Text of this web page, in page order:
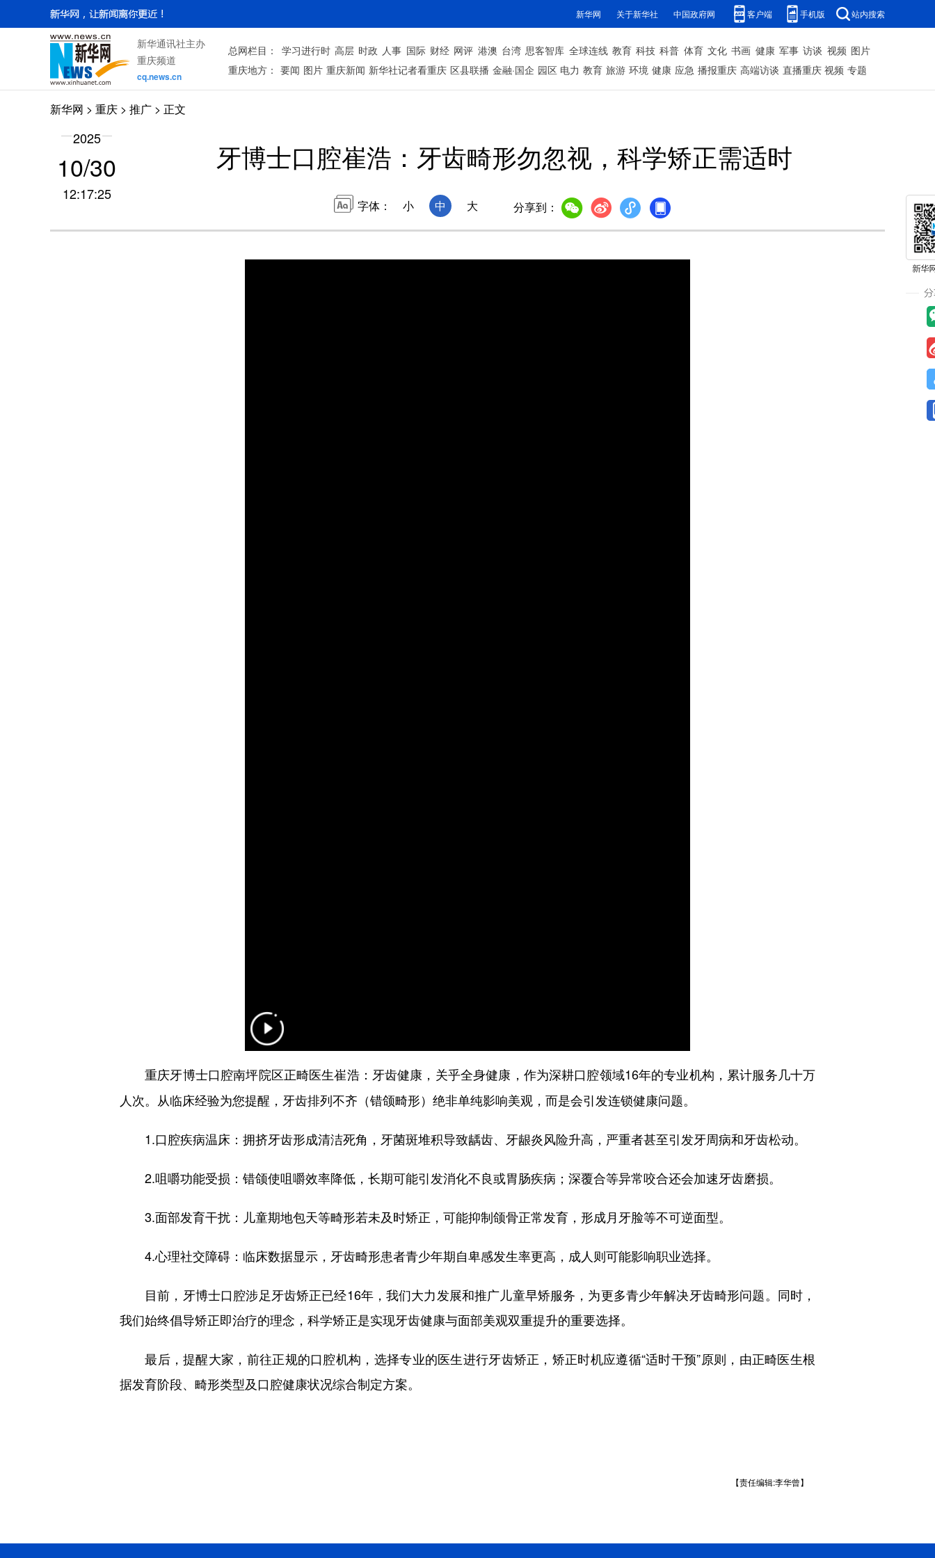
新华网 关于新华社 中国政府网 客户端 手机版 站内搜索
新华通讯社主办
重庆频道
cq.news.cn
总网栏目： 学习进行时 高层 时政 人事 国际 财经 网评 港澳 台湾 思客智库 全球连线 教育 科技 科普 体育 文化 书画 健康 军事 访谈 视频 图片
重庆地方： 要闻 图片 重庆新闻 新华社记者看重庆 区县联播 金融·国企 园区 电力 教育 旅游 环境 健康 应急 播报重庆 高端访谈 直播重庆 视频 专题
新华网 > 重庆 > 推广 > 正文
2025
10/30
12:17:25
牙博士口腔崔浩：牙齿畸形勿忽视，科学矫正需适时
字体： 小 中 大 分享到：
重庆牙博士口腔南坪院区正畸医生崔浩： 牙齿健康，关乎全身健康，作为深耕口腔领域16年的专业机构，累计服务几十万
人次。从临床经验为您提醒，牙齿排列不齐（错颌畸形）绝非单纯影响美观，而是会引发连锁健康问题。
1.口腔疾病温床：拥挤牙齿形成清洁死角，牙菌斑堆积导致龋齿、牙龈炎风险升高，严重者甚至引发牙周病和牙齿松动。
2.咀嚼功能受损：错颌使咀嚼效率降低，长期可能引发消化不良或胃肠疾病；深覆合等异常咬合还会加速牙齿磨损。
3.面部发育干扰：儿童期地包天等畸形若未及时矫正，可能抑制颌骨正常发育，形成月牙脸等不可逆面型。
4.心理社交障碍：临床数据显示，牙齿畸形患者青少年期自卑感发生率更高，成人则可能影响职业选择。
目前，牙博士口腔涉足牙齿矫正已经16年，我们大力发展和推广儿童早矫服务，为更多青少年解决牙齿畸形问题。同时，
我们始终倡导矫正即治疗的理念，科学矫正是实现牙齿健康与面部美观双重提升的重要选择。
最后，提醒大家，前往正规的口腔机构，选择专业的医生进行牙齿矫正，矫正时机应遵循“适时干预”原则，由正畸医生根
据发育阶段、畸形类型及口腔健康状况综合制定方案。
【责任编辑:李华曾】